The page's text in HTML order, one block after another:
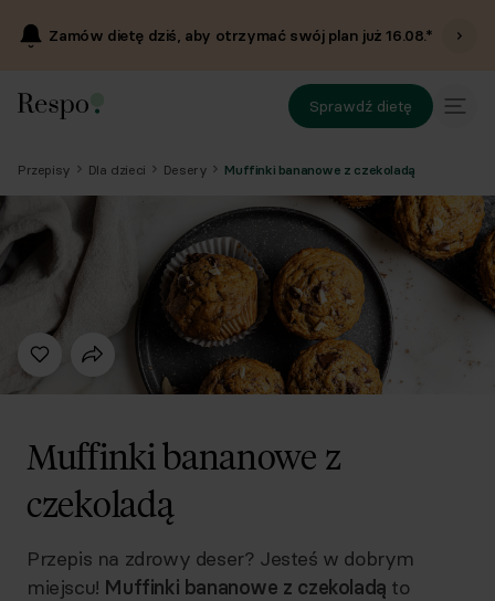
Zamów dietę dziś, aby otrzymać swój plan już16.08.*
Sprawdź dietę
Przepisy Dla dzieci Desery Muffinki bananowe z czekoladą
Muffinki bananowe z
czekoladą
Przepis na zdrowy deser? Jesteś w dobrym
miejscu! Muffinki bananowe z czekoladą to